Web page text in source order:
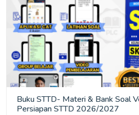
Buku STTD- Materi & Bank Soal
Persiapan STTD 2026/2027